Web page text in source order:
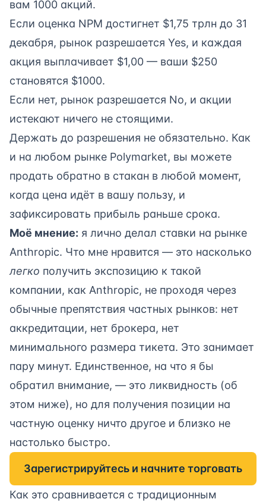
вам 1000 акций.
Если оценка NPM достигнет $1,75 трлн до 31
декабря, рынок разрешается Yes, и каждая
акция выплачивает $1,00 — ваши $250
становятся $1000.
Если нет, рынок разрешается No, и акции
истекают ничего не стоящими.
Держать до разрешения не обязательно. Как
и на любом рынке Polymarket, вы можете
продать обратно в стакан в любой момент,
когда цена идёт в вашу пользу, и
зафиксировать прибыль раньше срока.
Моё мнение: я лично делал ставки на рынке
Anthropic. Что мне нравится — это насколько
легко получить экспозицию к такой
компании, как Anthropic, не проходя через
обычные препятствия частных рынков: нет
аккредитации, нет брокера, нет
минимального размера тикета. Это занимает
пару минут. Единственное, на что я бы
обратил внимание, — это ликвидность (об
этом ниже), но для получения позиции на
частную оценку ничто другое и близко не
настолько быстро.
Зарегистрируйтесь и начните торговать
Как это сравнивается с традиционным